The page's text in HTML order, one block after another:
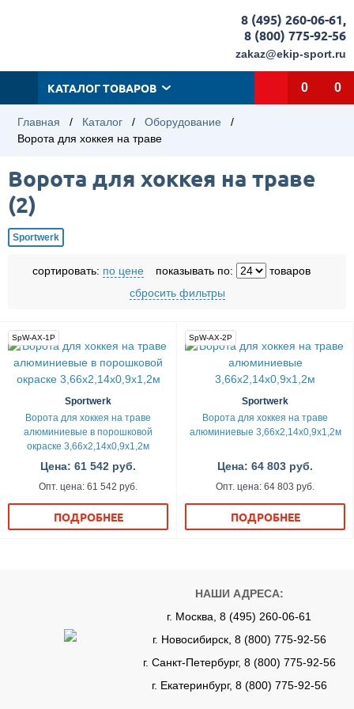
8 (495) 260-06-61,
8 (800) 775-92-56
zakaz@ekip-sport.ru
КАТАЛОГ ТОВАРОВ 0 0
Главная / Каталог / Оборудование
/
Ворота для хоккея на траве
Ворота для хоккея на траве
(2)
Sportwerk
сортировать: по цене показывать по:
товаров
сбросить фильтры
SpW-AX-1P
Sportwerk
Ворота для хоккея на траве
алюминиевые в порошковой
окраске 3,66х2,14х0,9х1,2м
Цена: 61 542 руб.
Опт. цена: 61 542 руб.
ПОДРОБНЕЕ
SpW-AX-2P
Sportwerk
Ворота для хоккея на траве
алюминиевые 3,66х2,14х0,9х1,2м
Цена: 64 803 руб.
Опт. цена: 64 803 руб.
ПОДРОБНЕЕ
НАШИ АДРЕСА:
г. Москва, 8 (495) 260-06-61
г. Новосибирск, 8 (800) 775-92-56
г. Санкт-Петербург, 8 (800) 775-92-56
г. Екатеринбург, 8 (800) 775-92-56